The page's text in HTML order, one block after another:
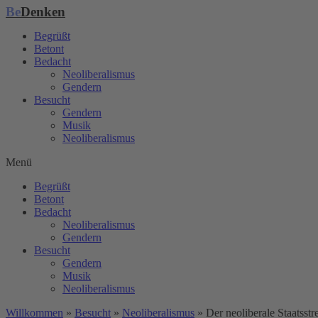
Zum
wechseln
BeDenken
Begrüßt
Betont
Bedacht
Neoliberalismus
Gendern
Besucht
Gendern
Musik
Neoliberalismus
Menü
Begrüßt
Betont
Bedacht
Neoliberalismus
Gendern
Besucht
Gendern
Musik
Neoliberalismus
Willkommen » Besucht » Neoliberalismus » Der neoliberale